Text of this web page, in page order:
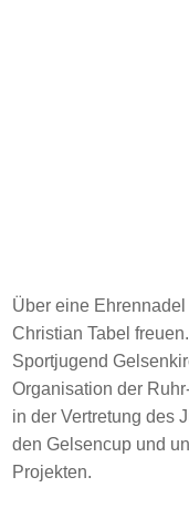
Über eine
Christian Tabel
Sportjugend
Organisation der
in der Vertretung des
den Gelsencup und
Projekten.